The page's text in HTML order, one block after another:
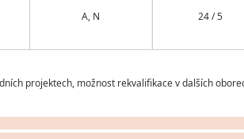
A, N 24 / 5
projektech, možnost rekvalifikace v dalších